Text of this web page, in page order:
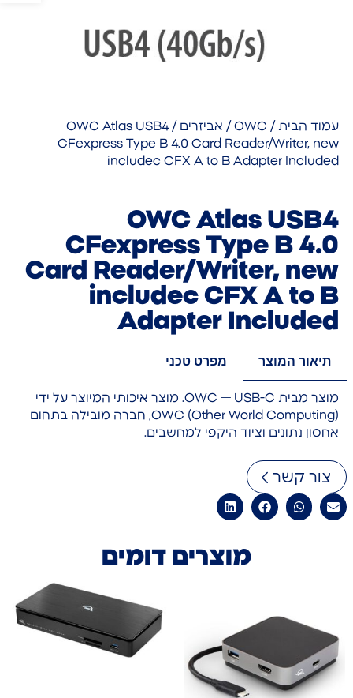
עמוד הבית /
OWC
/ אביזרים
/ OWC Atlas USB4
CFexpress Type B 4.0 Card Reader/Writer, new
includec CFX A to B Adapter Included
OWC Atlas USB4
CFexpress Type B 4.0
Card Reader/Writer, new
includec CFX A to B
Adapter Included
תיאור המוצר מפרט טכני
מוצר מבית OWC — USB-C. מוצר איכותי המיוצר על ידי
OWC (Other World Computing), חברה מובילה בתחום
אחסון נתונים וציוד היקפי למחשבים.
צור קשר
מוצרים דומים